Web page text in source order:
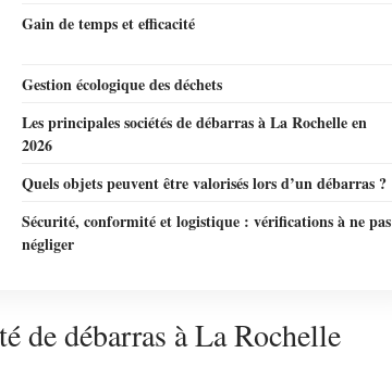
Gain de temps et efficacité
Gestion écologique des déchets
Les principales sociétés de débarras à La Rochelle en
2026
Quels objets peuvent être valorisés lors d’un débarras ?
Sécurité, conformité et logistique : vérifications à ne pas
négliger
de débarras à La Rochelle